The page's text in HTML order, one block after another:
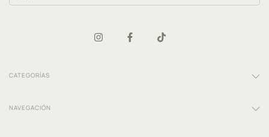
CATEGORÍAS
NAVEGACIÓN